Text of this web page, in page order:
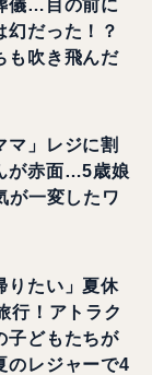
儀…目の前に
幻だった！？
も吹き飛んだ
マ」レジに割
が赤面…5歳娘
が一変したワ
りたい」夏休
行！アトラク
子どもたちが
レジャーで4